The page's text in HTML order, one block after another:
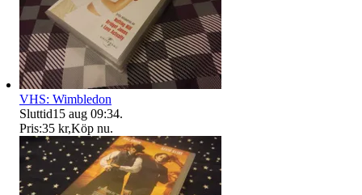
VHS: Wimbledon
Sluttid15 aug 09:34.
Pris:35 kr,Köp nu.